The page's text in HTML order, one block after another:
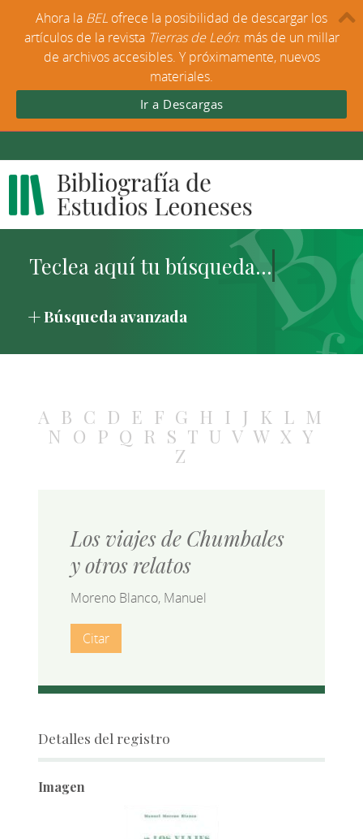
Búsqueda avanzada
A B C D E F G H I J K L M
N O P Q R S T U V W X Y
Z
Los viajes de Chumbales
y otros relatos
Moreno Blanco, Manuel
Citar
Detalles del registro
Imagen
Ahora la BEL ofrece la posibilidad de descargar los
artículos de la revista Tierras de León: más de un millar
de archivos accesibles. Y próximamente, nuevos
materiales.
Ir a Descargas